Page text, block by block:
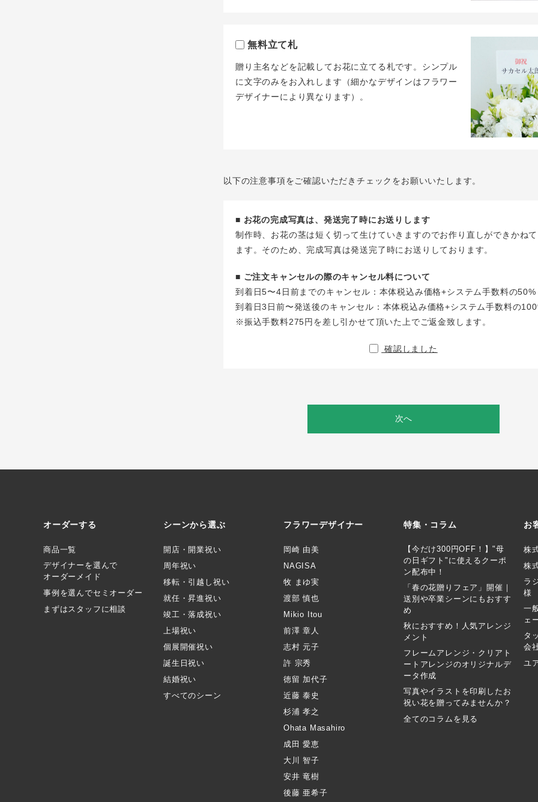
無料立て札
贈り主名などを記載してお花に立てる札です。シンプル
に文字のみをお入れします（細かなデザインはフラワー
デザイナーにより異なります）。
以下の注意事項をご確認いただきチェックをお願いいたします。
■ お花の完成写真は、発送完了時にお送りします
制作時、お花の茎は短く切って生けていきますのでお作り直しができかね
ます。そのため、完成写真は発送完了時にお送りしております。
■ ご注文キャンセルの際のキャンセル料について
到着日5〜4日前までのキャンセル：本体税込み価格+システム手数料の50%
到着日3日前〜発送後のキャンセル：本体税込み価格+システム手数料の
※振込手数料275円を差し引かせて頂いた上でご返金致します。
確認しました
次へ
オーダーする
商品一覧
デザイナーを選んで
オーダーメイド
事例を選んでセミオーダー
まずはスタッフに相談
シーンから選ぶ
開店・開業祝い
周年祝い
移転・引越し祝い
就任・昇進祝い
竣工・落成祝い
上場祝い
個展開催祝い
誕生日祝い
結婚祝い
すべてのシーン
フラワーデザイナー
岡崎 由美
NAGISA
牧 まゆ実
渡部 慎也
Mikio Itou
前澤 章人
志村 元子
許 宗秀
徳留 加代子
近藤 泰史
杉浦 孝之
Ohata Masahiro
成田 愛恵
大川 智子
安井 竜樹
後藤 亜希子
特集・コラム
【今だけ300円OFF！】"母
の日ギフト"に使えるクーポ
ン配布中！
「春の花贈りフェア」開催｜
送別や卒業シーンにもおすす
め
秋におすすめ！人気アレンジ
メント
フレームアレンジ・クリアト
ートアレンジのオリジナルデ
ータ作成
写真やイラストを印刷したお
祝い花を贈ってみませんか？
全てのコラムを見る
お
株
株
ラ
様
一
ェ
タ
会
ユ